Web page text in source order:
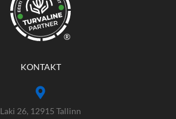
®
KONTAKT
Laki 26, 12915 Tallinn